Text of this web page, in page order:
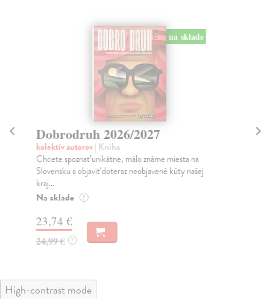
na sklade
Dobrodruh 2026/2027
kolektív autorov| Kniha
Chcete spoznať unikátne, málo známe miesta na
Slovensku a objaviť doteraz neobjavené kúty našej
kraj...
Na sklade ?
23,74 €
24,99 € ?
High-contrast mode